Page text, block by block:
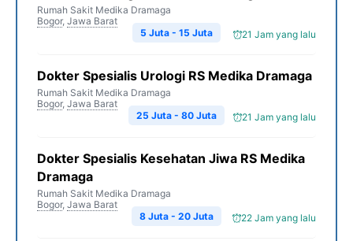
Rumah Sakit Medika Dramaga
Bogor, Jawa Barat
21 Jam yang lalu
5 Juta - 15 Juta
Dokter Spesialis Urologi RS Medika Dramaga
Rumah Sakit Medika Dramaga
Bogor, Jawa Barat
21 Jam yang lalu
25 Juta - 80 Juta
Dokter Spesialis Kesehatan Jiwa RS Medika
Dramaga
Rumah Sakit Medika Dramaga
Bogor, Jawa Barat
22 Jam yang lalu
8 Juta - 20 Juta